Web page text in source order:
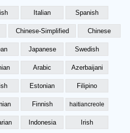
Italian Spanish
Chinese-Simplified Chinese
Japanese Swedish
Arabic Azerbaijani
Estonian Filipino
Finnish haitiancreole
Indonesia Irish